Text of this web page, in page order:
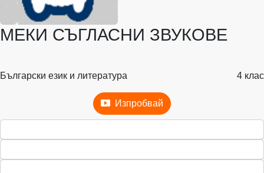
МЕКИ СЪГЛАСНИ ЗВУКОВЕ
Български език и литература 4 клас
Изпробвай